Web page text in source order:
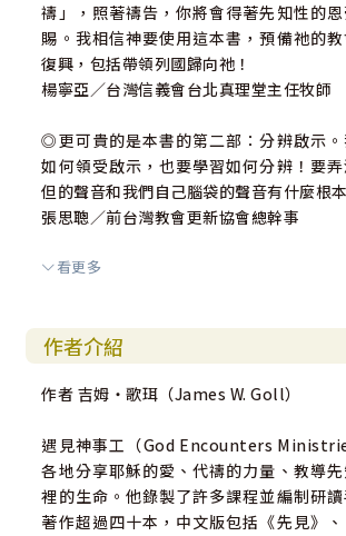
禱」，照著禱告，你將會得著先知性的
賜。我相信神要使用這本書，預備祂的
復興，包括帶領列國歸向祂！
楊寧亞／台灣信義會台北真理堂主任牧師
◎更可貴的是本書的第二部：分辨啟示
如何領受啟示，也要學習如何分辨！要
但的聲音和我們自己腦袋的聲音有什麼根
張思聰／前台灣教會更新協會總幹事
◎在現今世代，基督徒如何在狼群中靈巧
高麗婷／連加恩之妻
◎這本書就像是從神手中直接拿到一本給
楚的屬靈分辨力。
晏信中／Asia for JESUS國度豐收協會
堂青年牧區社青區負責人
看更多
作者介紹
作者 吉姆‧歌珥（James W. Goll）
遇見神事工（God Encounters
各地分享耶穌的愛、代禱的力量、教導
裡的生命。他錄製了許多課程並編制研
著作超過四十本，中文版包括《先見》